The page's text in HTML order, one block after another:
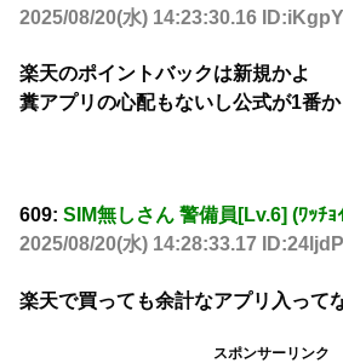
2025/08/20(水) 14:23:30.16
楽天のポイントバックは新規かよ
糞アプリの心配もないし公式が1番か
609: SIM無しさん 警備員[Lv.6] (ﾜｯﾁ
2025/08/20(水) 14:28:33.17
楽天で買っても余計なアプリ入って
スポンサーリンク